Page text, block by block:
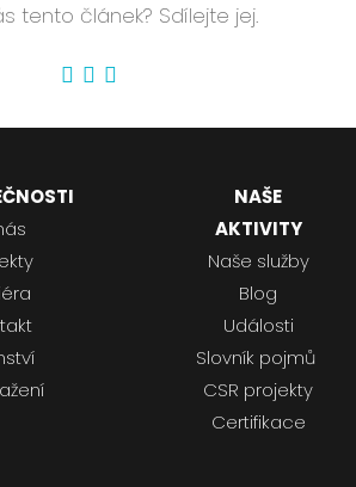
tento článek? Sdílejte jej.
NAŠE
AKTIVITY
Naše služby
Blog
Události
Slovník pojmů
CSR projekty
Certifikace